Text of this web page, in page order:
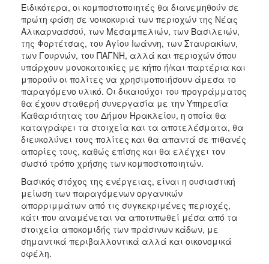
Ειδικότερα, οι κομποστοποιητές θα διανεμηθούν σε
πρώτη φάση σε νοικοκυριά των περιοχών της Νέας
Αλικαρνασσού, των Μεσαμπελιών, των Βασιλειών,
της Φορτέτσας, του Αγίου Ιωάννη, των Σταυρακίων,
των Γουρνών, του ΠΑΓΝΗ, αλλά και περιοχών όπου
υπάρχουν μονοκατοικίες με κήπο ή/και παρτέρια και
μπορούν οι πολίτες να χρησιμοποιήσουν άμεσα το
παραγόμενο υλικό. Οι δικαιούχοι του προγράμματος
θα έχουν σταθερή συνεργασία με την Υπηρεσία
Καθαριότητας του Δήμου Ηρακλείου, η οποία θα
καταγράφει τα στοιχεία και τα αποτελέσματα, θα
διευκολύνει τους πολίτες και θα απαντά σε πιθανές
απορίες τους, καθώς επίσης και θα ελέγχει τον
σωστό τρόπο χρήσης των κομποστοποιητών.
Βασικός στόχος της ενέργειας, είναι η ουσιαστική
μείωση των παραγόμενων οργανικών
απορριμμάτων από τις συγκεκριμένες περιοχές,
κάτι που αναμένεται να αποτυπωθεί μέσα από τα
στοιχεία αποκομιδής των πράσινων κάδων, με
σημαντικά περιβαλλοντικά αλλά και οικονομικά
οφέλη.